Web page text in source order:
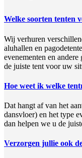
Welke soorten tenten
Wij verhuren
aluhallen en
evenementen en
de juiste tent voor uw
Hoe weet ik welke
Dat hangt af van het
dansvloer) en het type
dan helpen we u de
Verzorgen jullie ook